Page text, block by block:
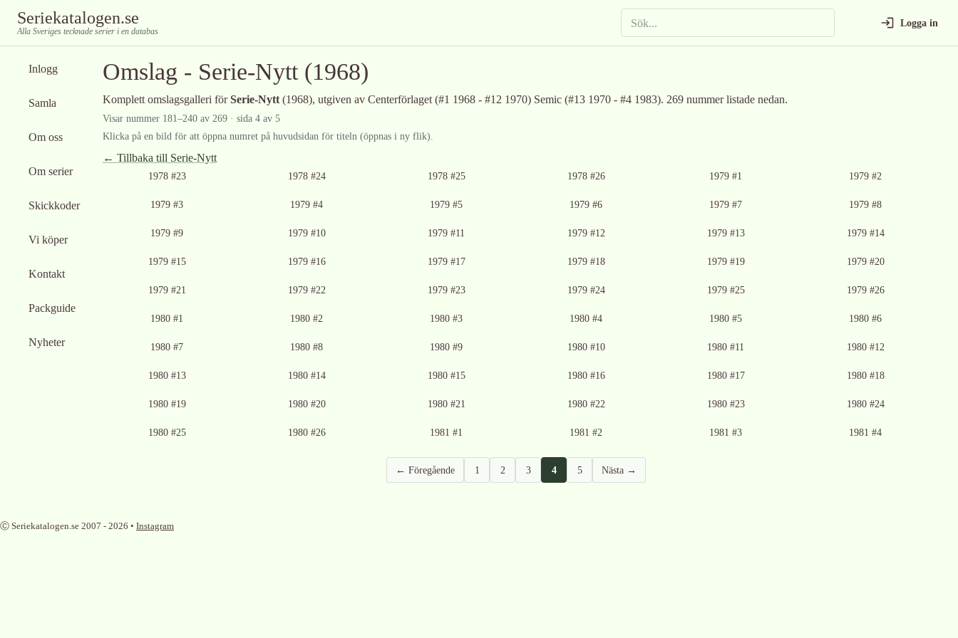
Seriekatalogen.se
Alla Sveriges tecknade serier i en databas
Logga in
Inlogg
Samla
Om oss
Om serier
Skickkoder
Vi köper
Kontakt
Packguide
Nyheter
Omslag - Serie-Nytt(1968)
Komplett omslagsgalleri förSerie-Nytt (1968), utgiven av Centerförlaget (#1 1968 - #12 1970) Semic (#13 1970 - #4 1983). 269 nummer listade nedan.
Visar nummer 181–240 av 269 · sida 4 av 5
Klicka på en bild för att öppna numret på huvudsidan för titeln (öppnas i ny flik).
← Tillbaka till Serie-Nytt
1978 #23 1978 #24 1978 #25 1978 #26 1979 #1 1979 #2
1979 #3 1979 #4 1979 #5 1979 #6 1979 #7 1979 #8
1979 #9 1979 #10 1979 #11 1979 #12 1979 #13 1979 #14
1979 #15 1979 #16 1979 #17 1979 #18 1979 #19 1979 #20
1979 #21 1979 #22 1979 #23 1979 #24 1979 #25 1979 #26
1980 #1 1980 #2 1980 #3 1980 #4 1980 #5 1980 #6
1980 #7 1980 #8 1980 #9 1980 #10 1980 #11 1980 #12
1980 #13 1980 #14 1980 #15 1980 #16 1980 #17 1980 #18
1980 #19 1980 #20 1980 #21 1980 #22 1980 #23 1980 #24
1980 #25 1980 #26 1981 #1 1981 #2 1981 #3 1981 #4
← Föregående 1 2 3 4 5 Nästa →
Ⓒ Seriekatalogen.se 2007 - 2026 • Instagram